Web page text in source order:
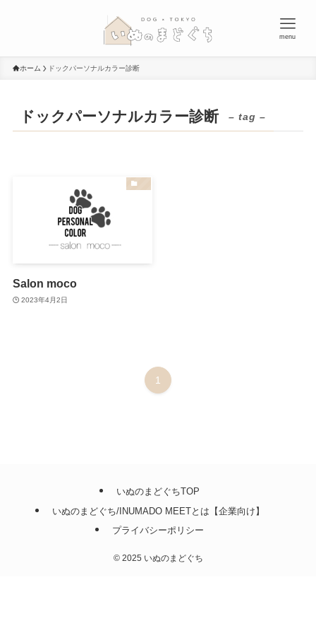
menu
ホーム ドックパーソナルカラー診断
ドックパーソナルカラー診断 – tag –
Salon moco
2023年4月2日
1
いぬのまどぐちTOP
いぬのまどぐち/INUMADO MEETとは【企業向け】
プライバシーポリシー
©2025 いぬのまどぐち